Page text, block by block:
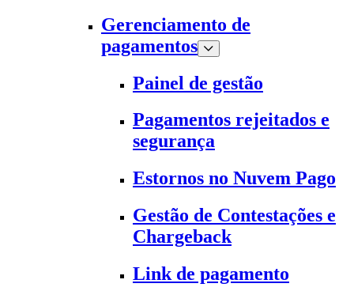
Gerenciamento de
pagamentos
Painel de gestão
Pagamentos rejeitados e
segurança
Estornos no Nuvem Pago
Gestão de Contestações e
Chargeback
Link de pagamento